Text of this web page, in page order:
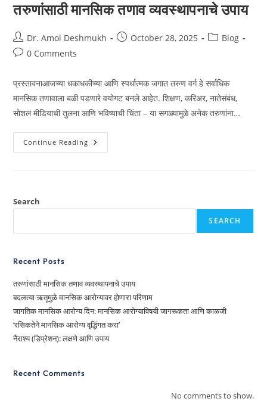
तरुणांसाठी मानसिक तणाव व्यवस्थापनाचे उपाय
Dr. Amol Deshmukh October 28, 2025
Blog
0 Comments
प्रस्तावनाआजच्या धकाधकीच्या आणि स्पर्धात्मक जगात तरुण वर्ग हे सर्वाधिक
मानसिक तणावाला बळी पडणारे वयोगट बनले आहेत. शिक्षण, करिअर, नातेसंबंध,
सोशल मीडियाची तुलना आणि भविष्याची चिंता – या सगळ्यामुळे अनेक तरुणांना…
Continue Reading
Search
SEARCH
Recent Posts
तरुणांसाठी मानसिक तणाव व्यवस्थापनाचे उपाय
बदलत्या ऋतूमुळे मानसिक आरोग्यावर होणारा परिणाम
जागतिक मानसिक आरोग्य दिन: मानसिक आरोग्याविषयी जागरूकता आणि काळजी
‘रसिकतेने मानसिक आरोग्य वृद्धिंगत करा’
नैराश्य (डिप्रेशन): लक्षणे आणि उपाय
Recent Comments
No comments to show.